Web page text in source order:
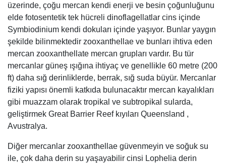
üzerinde, çoğu mercan kendi enerji ve besin çoğunluğunu
elde fotosentetik tek hücreli dinoflagellatlar cins içinde
Symbiodinium kendi dokuları içinde yaşıyor. Bunlar yaygın
şekilde bilinmektedir zooxanthellae ve bunları ihtiva eden
mercan zooxanthellate mercan grupları vardır. Bu tür
mercanlar güneş ışığına ihtiyaç ve genellikle 60 metre (200
ft) daha sığ derinliklerde, berrak, sığ suda büyür. Mercanlar
fiziki yapısı önemli katkıda bulunacaktır mercan kayalıkları
gibi muazzam olarak tropikal ve subtropikal sularda,
geliştirmek Great Barrier Reef kıyıları Queensland ,
Avustralya.
Diğer mercanlar zooxanthellae güvenmeyin ve soğuk su
ile, çok daha derin su yaşayabilir cinsi Lophelia derin